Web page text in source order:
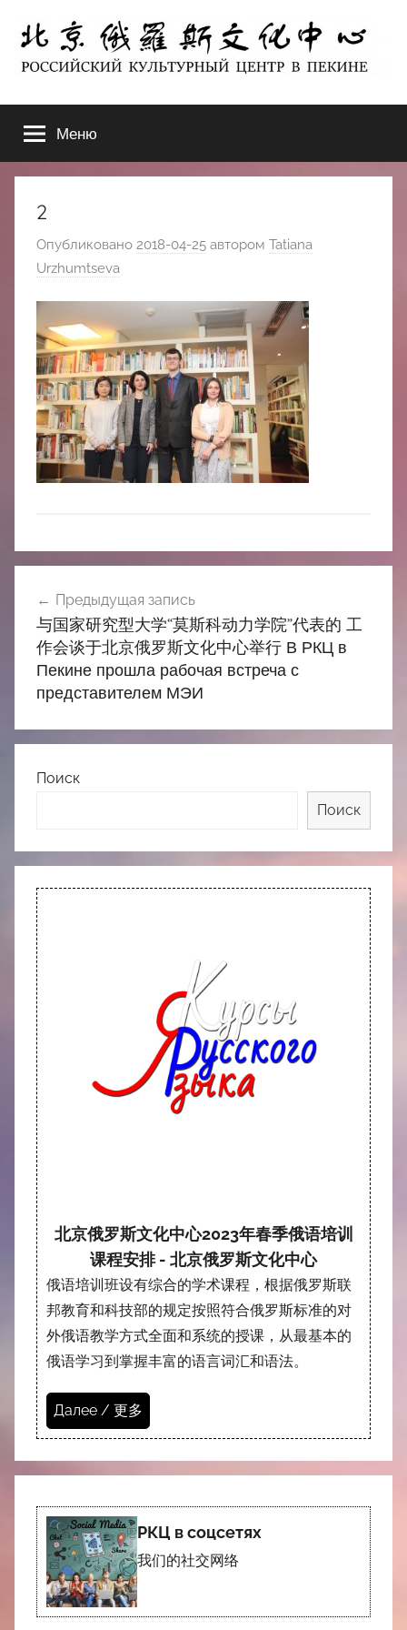
содержимому
北
京
俄
罗
斯
文
化
中
心
ЦЕНТР
В
ПЕКИНЕ
Меню
2
Опубликовано 2018-04-25 автором Tatiana
Urzhumtseva
по
записям
Предыдущая запись
与国家研究型大学“莫斯科动力学院”代表的 工
作会谈于北京俄罗斯文化中心举行 В РКЦ в
Пекине прошла рабочая встреча с
представителем МЭИ
Поиск
Поиск
北京俄罗斯文化中心2023年春季俄语培训
课程安排 - 北京俄罗斯文化中心
俄语培训班设有综合的学术课程，根据俄罗斯联
邦教育和科技部的规定按照符合俄罗斯标准的对
外俄语教学方式全面和系统的授课，从最基本的
俄语学习到掌握丰富的语言词汇和语法。
Далее / 更多
РКЦ в соцсетях
我们的社交网络